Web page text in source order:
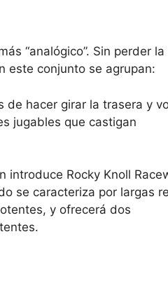
“analógico”. Sin perder la
este conjunto se agrupan:
de hacer girar la trasera y
jugables que castigan
introduce Rocky Knoll
se caracteriza por largas
y ofrecerá dos